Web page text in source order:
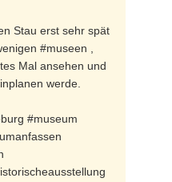
Stau erst sehr spät
#museen ,
Mal ansehen und
werde.
#museum